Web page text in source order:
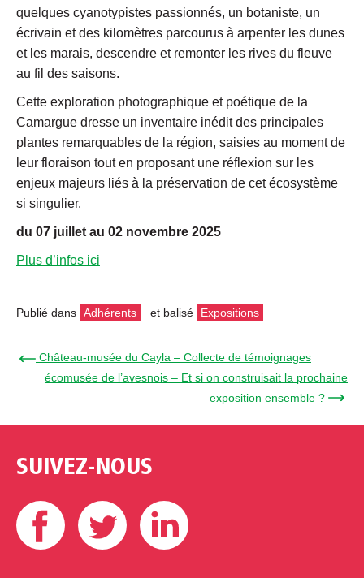
quelques cyanotypistes passionnés, un botaniste, un
écrivain et des kilomètres parcourus à arpenter les dunes
et les marais, descendre et remonter les rives du fleuve
au fil des saisons.
Cette exploration photographique et poétique de la
Camargue dresse un inventaire inédit des principales
plantes remarquables de la région, saisies au moment de
leur floraison tout en proposant une réflexion sur les
enjeux majeurs liés à la préservation de cet écosystème
si singulier.
du 07 juillet au 02 novembre 2025
Plus d’infos ici
Publié dans Adhérents et balisé Expositions
← Château-musée du Cayla – Collecte de témoignages
écomusée de l’avesnois – Et si on construisait la prochaine
exposition ensemble ? →
SUIVEZ-NOUS
Facebook Twitter